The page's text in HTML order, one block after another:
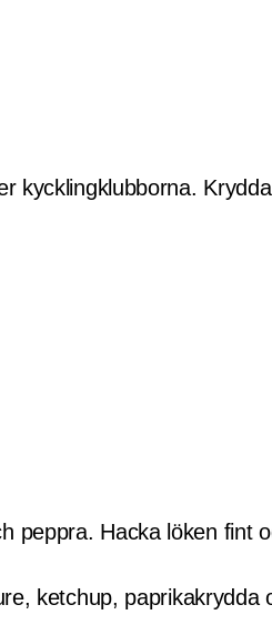
kycklingklubborna.
peppra. Hacka löken fint
ketchup, paprikakrydda